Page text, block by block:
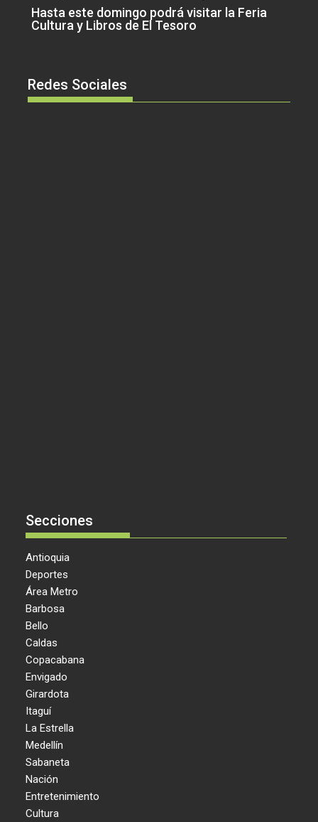
Hasta este domingo podrá visitar la Feria
Cultura y Libros de El Tesoro
Redes Sociales
Secciones
Antioquia
Deportes
Área Metro
Barbosa
Bello
Caldas
Copacabana
Envigado
Girardota
Itaguí
La Estrella
Medellín
Sabaneta
Nación
Entretenimiento
Cultura